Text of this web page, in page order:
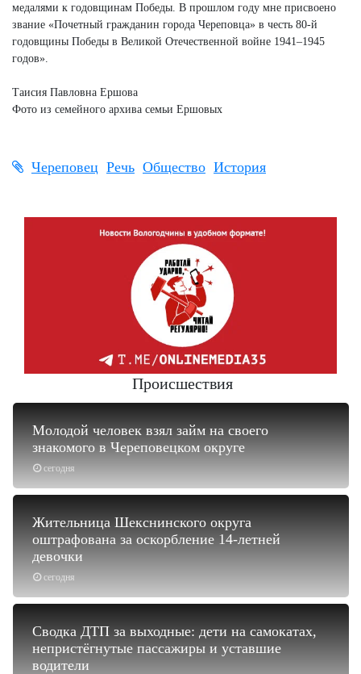
медалями к годовщинам Победы. В прошлом году мне присвоено
звание «Почетный гражданин города Череповца» в честь 80-й
годовщины Победы в Великой Отечественной войне 1941–1945
годов».
Таисия Павловна Ершова
Фото из семейного архива семьи Ершовых
Череповец Речь Общество История
Происшествия
сегодня
Молодой человек взял займ на своего
знакомого в Череповецком округе
сегодня
Жительница Шекснинского округа
оштрафована за оскорбление 14-летней
девочки
Сводка ДТП за выходные: дети на самокатах,
непристёгнутые пассажиры и уставшие
водители